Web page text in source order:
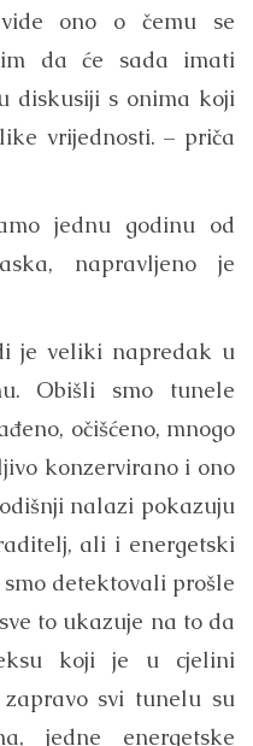
ono o čemu se
da će sada imati
diskusiji s onima koji
vrijednosti. – priča
jednu godinu od
napravljeno je
je veliki napredak u
Obišli smo tunele
očišćeno, mnogo
konzervirano i ono
nalazi pokazuju
ali i energetski
detektovali prošle
to ukazuje na to da
koji je u cjelini
svi tunelu su
jedne energetske